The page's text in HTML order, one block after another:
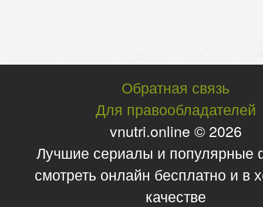
Обратная связь
Для правообладателей
vnutri.online © 2026
Лучшие сериалы и
смотреть онлайн бесплатно и в
качестве